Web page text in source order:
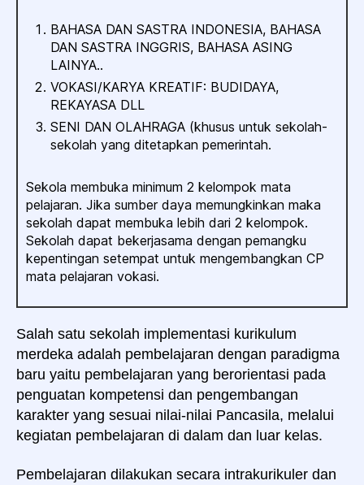
BAHASA DAN SASTRA INDONESIA, BAHASA
DAN SASTRA INGGRIS, BAHASA ASING
LAINYA..
VOKASI/KARYA KREATIF: BUDIDAYA,
REKAYASA DLL
SENI DAN OLAHRAGA (khusus untuk sekolah-
sekolah yang ditetapkan pemerintah.
Sekola membuka minimum 2 kelompok mata
pelajaran. Jika sumber daya memungkinkan maka
sekolah dapat membuka lebih dari 2 kelompok.
Sekolah dapat bekerjasama dengan pemangku
kepentingan setempat untuk mengembangkan CP
mata pelajaran vokasi.
Salah satu sekolah implementasi kurikulum
merdeka adalah pembelajaran dengan paradigma
baru yaitu pembelajaran yang berorientasi pada
penguatan kompetensi dan pengembangan
karakter yang sesuai nilai-nilai Pancasila, melalui
kegiatan pembelajaran di dalam dan luar kelas.
Pembelajaran dilakukan secara intrakurikuler dan